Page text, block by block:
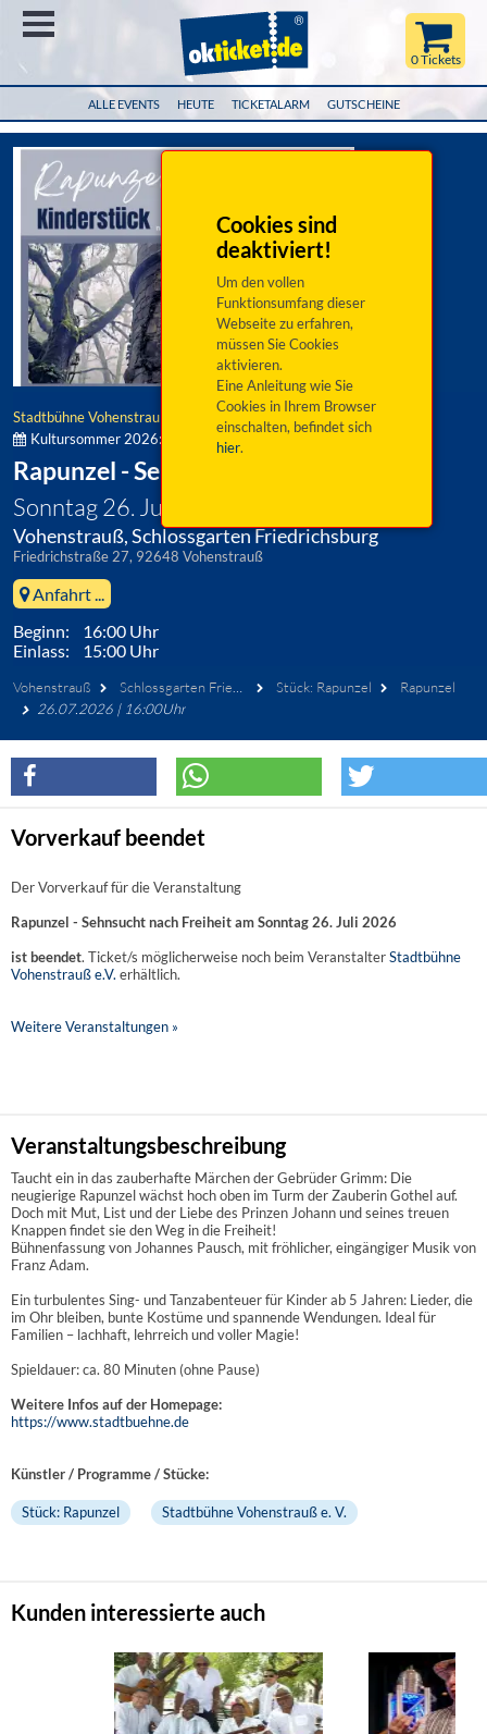
ALLE EVENTS HEUTE TICKETALARM GUTSCHEINE
0 Tickets
Cookies sind
deaktiviert!
Um den vollen
Funktionsumfang dieser
Webseite zu erfahren,
müssen Sie Cookies
aktivieren.
Eine Anleitung wie Sie
Cookies in Ihrem Browser
einschalten, befindet sich
hier.
Stadtbühne Vohenstrauß e.V.
Kultursommer 2026:
Rapunzel - Sehnsucht nach Freiheit
Sonntag 26. Juli 2026
Vohenstrauß, Schlossgarten Friedrichsburg
Friedrichstraße 27, 92648 Vohenstrauß
Anfahrt ...
Beginn: 16:00 Uhr
Einlass: 15:00 Uhr
Vohenstrauß Schlossgarten Friedrichsburg Stück: Rapunzel
Rapunzel
26.07.2026 | 16:00Uhr
Vorverkauf beendet
Der Vorverkauf für die Veranstaltung
Rapunzel - Sehnsucht nach Freiheit am Sonntag 26. Juli 2026
ist beendet. Ticket/s möglicherweise noch beim VeranstalterStadtbühne
Vohenstrauß e.V. erhältlich.
Weitere Veranstaltungen »
Veranstaltungsbeschreibung
Taucht ein in das zauberhafte Märchen der Gebrüder Grimm: Die
neugierige Rapunzel wächst hoch oben im Turm der Zauberin Gothel auf.
Doch mit Mut, List und der Liebe des Prinzen Johann und seines treuen
Knappen findet sie den Weg in die Freiheit!
Bühnenfassung von Johannes Pausch, mit fröhlicher, eingängiger Musik von
Franz Adam.
Ein turbulentes Sing- und Tanzabenteuer für Kinder ab 5 Jahren: Lieder, die
im Ohr bleiben, bunte Kostüme und spannende Wendungen. Ideal für
Familien – lachhaft, lehrreich und voller Magie!
Spieldauer: ca. 80 Minuten (ohne Pause)
Weitere Infos auf der Homepage:
https://www.stadtbuehne.de
Künstler / Programme / Stücke:
Stück: Rapunzel Stadtbühne Vohenstrauß e. V.
Kunden interessierte auch